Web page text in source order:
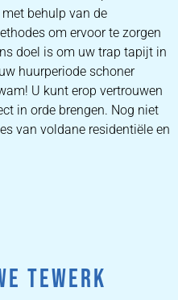
behulp van de
om ervoor te zorgen
doel is om uw trap tapijt in
huurperiode schoner
U kunt erop vertrouwen
in orde brengen. Nog niet
van voldane residentiële en
TEWERK